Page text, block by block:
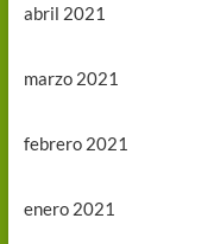
abril 2021
marzo 2021
febrero 2021
enero 2021